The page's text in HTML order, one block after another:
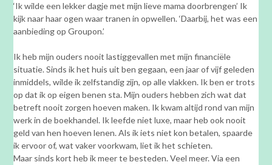
‘Ik wilde een lekker dagje met mijn lieve mama doorbrengen’ Ik
kijk naar haar ogen waar tranen in opwellen. ‘Daarbij, het was een
aanbieding op Groupon.’
Ik heb mijn ouders nooit lastiggevallen met mijn financiële
situatie. Sinds ik het huis uit ben gegaan, een jaar of vijf geleden
inmiddels, wilde ik zelfstandig zijn, op alle vlakken. Ik ben er trots
op dat ik op eigen benen sta. Mijn ouders hebben zich wat dat
betreft nooit zorgen hoeven maken. Ik kwam altijd rond van mijn
werk in de boekhandel. Ik leefde niet luxe, maar heb ook nooit
geld van hen hoeven lenen. Als ik iets niet kon betalen, spaarde
ik ervoor of, wat vaker voorkwam, liet ik het schieten.
Maar sinds kort heb ik meer te besteden. Veel meer. Via een